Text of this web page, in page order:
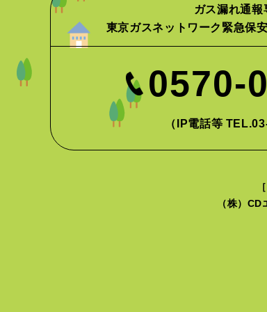
ガス漏れ通報
東京ガスネットワーク緊急保
0570-
（IP電話等
（株）